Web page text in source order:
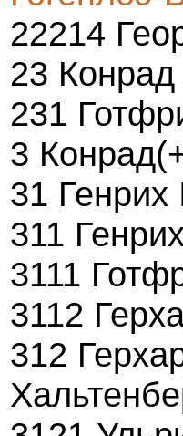
22214
23
231
3
31
311
3111
3112
312